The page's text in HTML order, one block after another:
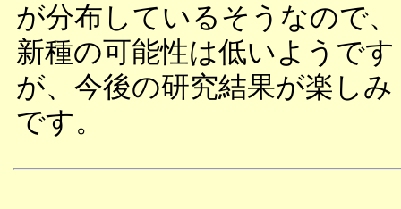
が分布しているそうなので、
新種の可能性は低いようです
が、今後の研究結果が楽しみ
です。